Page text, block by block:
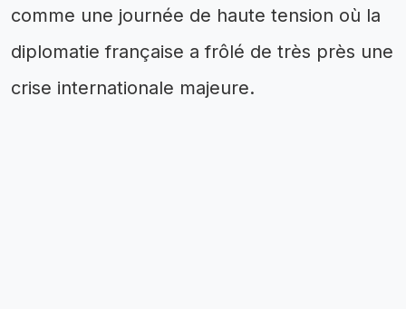
comme une journée de haute tension où la
diplomatie française a frôlé de très près une
crise internationale majeure.